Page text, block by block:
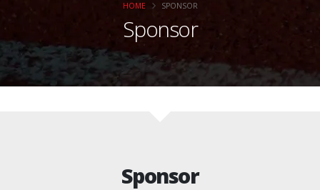
Sponsor
HOME SPONSOR
Sponsor